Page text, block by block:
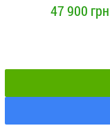
47 900 грн